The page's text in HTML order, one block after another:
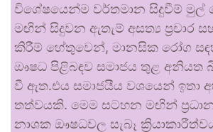
විශේෂයෙන්ම වර්තමාන සිදුවීම් මුල්
මඟින් සිදුවන ඇතැම් අසත්‍ය ප්‍රචාර
කිරීම් හේතුවෙන්, මානසික රෝග
ඖෂධ පිළිබඳව සමාජය තුළ අනියත
වී ඇත.එය සමාජයීය වශයෙන් ඉතා
තත්වයකි. මෙම සටහන මඟින්
නාශක ඖෂධවල සැබෑ